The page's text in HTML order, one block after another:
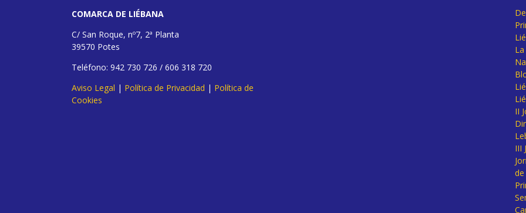
COMARCA DE LIÉBANA
C/ San Roque, nº7, 2ª Planta
39570 Potes
Teléfono: 942 730 726 / 606 318 720
Aviso Legal | Política de Privacidad | Política de
Cookies
II
III